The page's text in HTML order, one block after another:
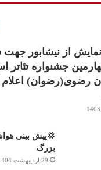
از نیشابور
جشنواره تئاتر
رضوی(رضوان) اعلام
💢پیش بینی
بزرگ
29 اردیبهشت 1404